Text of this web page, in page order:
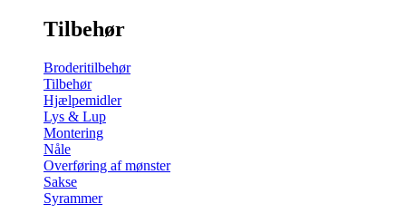
Tilbehør
Broderitilbehør
Tilbehør
Hjælpemidler
Lys & Lup
Montering
Nåle
Overføring af mønster
Sakse
Syrammer